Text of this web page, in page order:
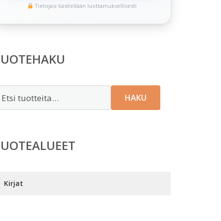
Tietojasi käsitellään luottamuksellisesti
HAKU
Kirjat